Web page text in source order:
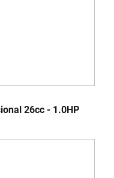
26cc - 1.0HP